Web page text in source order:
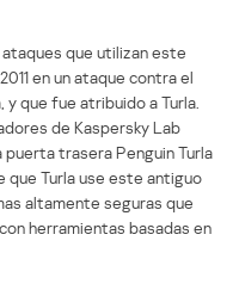
que utilizan este
en un ataque contra el
que fue atribuido a Turla.
de Kaspersky Lab
trasera Penguin Turla
que Turla use este antiguo
altamente seguras que
herramientas basadas en